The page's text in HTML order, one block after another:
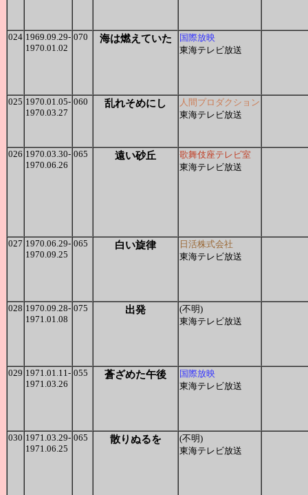
024 1969.09.29-
1970.01.02
070 海は燃えていた
国際放映
東海テレビ放送
025 1970.01.05-
1970.03.27
060 乱れそめにし
人間プロダクション
東海テレビ放送
026 1970.03.30-
1970.06.26
065 遠い砂丘
歌舞伎座テレビ室
東海テレビ放送
027 1970.06.29-
1970.09.25
065 白い旋律
日活株式会社
東海テレビ放送
028 1970.09.28-
1971.01.08
075 出発
(不明)
東海テレビ放送
029 1971.01.11-
1971.03.26
055 蒼ざめた午後
国際放映
東海テレビ放送
030 1971.03.29-
1971.06.25
065 散りぬるを
(不明)
東海テレビ放送